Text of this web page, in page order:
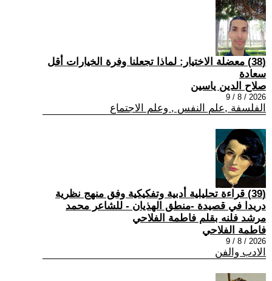
(38) معضلة الاختيار: لماذا تجعلنا وفرة الخيارات أقل
سعادة
صلاح الدين ياسين
2026 / 8 / 9
الفلسفة ,علم النفس , وعلم الاجتماع
(39) قراءة تحليلية أدبية وتفكيكية وفق منهج نظرية
دريدا في قصيدة -منطق الهذيان - للشاعر محمد
مرشد فلنه بقلم فاطمة الفلاحي
فاطمة الفلاحي
2026 / 8 / 9
الادب والفن